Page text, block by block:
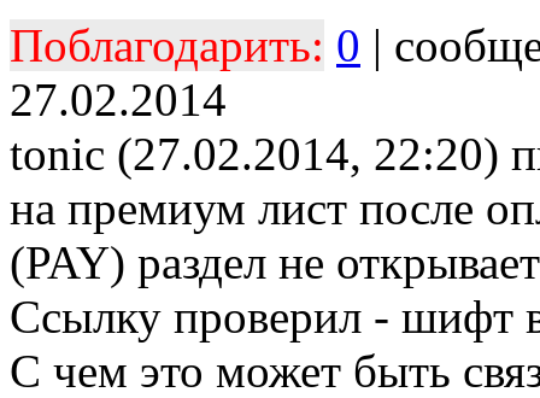
Поблагодарить: 0 |
27.02.2014
tonic (27.02.2014, 22:20)
на премиум лист после
(PAY) раздел не
Ссылку проверил - шифт
С чем это может быть